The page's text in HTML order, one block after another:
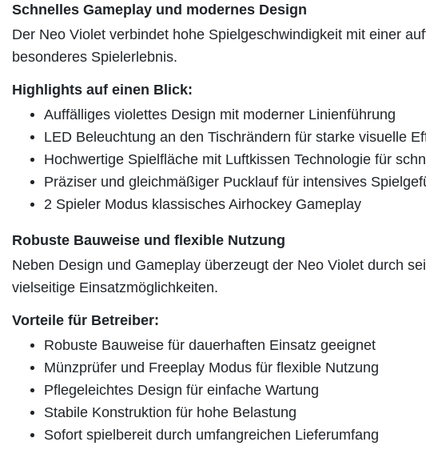
Schnelles Gameplay und modernes Design
Der Neo Violet verbindet hohe Spielgeschwindigkeit mit einer
besonderes Spielerlebnis.
Highlights auf einen Blick:
Auffälliges violettes Design mit moderner Linienführung
LED Beleuchtung an den Tischrändern für starke visuelle
Hochwertige Spielfläche mit Luftkissen Technologie für
Präziser und gleichmäßiger Pucklauf für intensives
2 Spieler Modus klassisches Airhockey Gameplay
Robuste Bauweise und flexible Nutzung
Neben Design und Gameplay überzeugt der Neo Violet durch
vielseitige Einsatzmöglichkeiten.
Vorteile für Betreiber:
Robuste Bauweise für dauerhaften Einsatz geeignet
Münzprüfer und Freeplay Modus für flexible Nutzung
Pflegeleichtes Design für einfache Wartung
Stabile Konstruktion für hohe Belastung
Sofort spielbereit durch umfangreichen Lieferumfang